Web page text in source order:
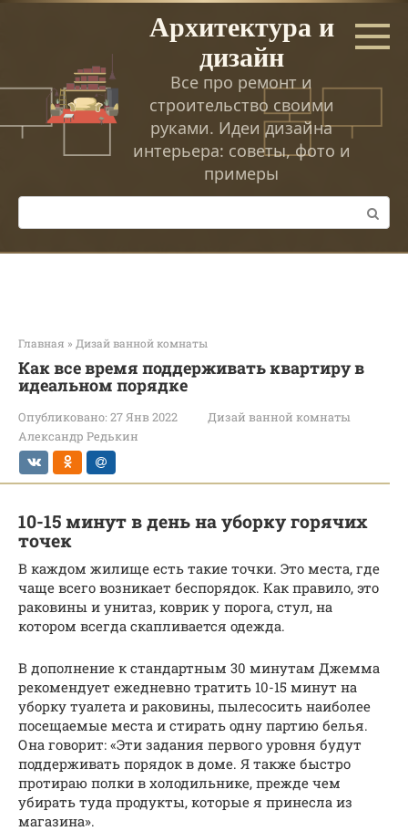
Перейти
Архитектура и
дизайн
Все про ремонт и
строительство своими
руками. Идеи дизайна
интерьера: советы, фото и
примеры
Поиск:
Главная » Дизай ванной комнаты
Как все время поддерживать квартиру в
идеальном порядке
Опубликовано: 27 Янв 2022
Дизай ванной комнаты
Александр Редькин
10-15 минут в день на уборку горячих
точек
В каждом жилище есть такие точки. Это места, где
чаще всего возникает беспорядок. Как правило, это
раковины и унитаз, коврик у порога, стул, на
котором всегда скапливается одежда.
В дополнение к стандартным 30 минутам Джемма
рекомендует ежедневно тратить 10-15 минут на
уборку туалета и раковины, пылесосить наиболее
посещаемые места и стирать одну партию белья.
Она говорит: «Эти задания первого уровня будут
поддерживать порядок в доме. Я также быстро
протираю полки в холодильнике, прежде чем
убирать туда продукты, которые я принесла из
магазина».